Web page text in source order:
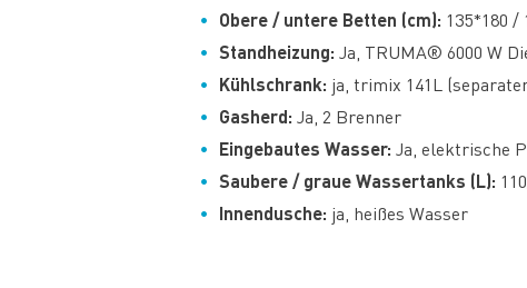
Obere / untere Betten (cm): 135*180 /
Standheizung: Ja, TRUMA® 6000 W
Kühlschrank: ja, trimix 141L
Gasherd: Ja, 2 Brenner
Eingebautes Wasser: Ja, elektrische
Saubere / graue Wassertanks (L):
Innendusche: ja, heißes Wasser